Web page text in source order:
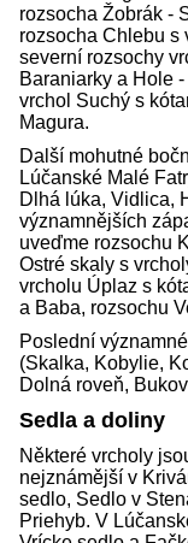
rozsocha Žobrák -
rozsocha Chlebu s
severní rozsochy
Baraniarky a Hole
vrchol Suchý s
Magura.
Další mohutné
Lúčanské Malé
Dlhá lúka, Vidlica,
významnějších
uveďme rozsochu
Ostré skaly s
vrcholu Úplaz s
a Baba, rozsochu
Poslední
(Skalka, Kobylie,
Dolná roveň,
Sedla a doliny
Některé vrcholy
nejznámější v
sedlo, Sedlo v
Priehyb. V